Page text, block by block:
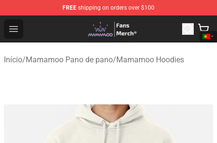
FREE shipping on orders over $100
Open menu
Mamamoo Store - Official Mamamoo Merchandise Shop
Início/Mamamoo Pano de pano/Mamamoo Hoodies